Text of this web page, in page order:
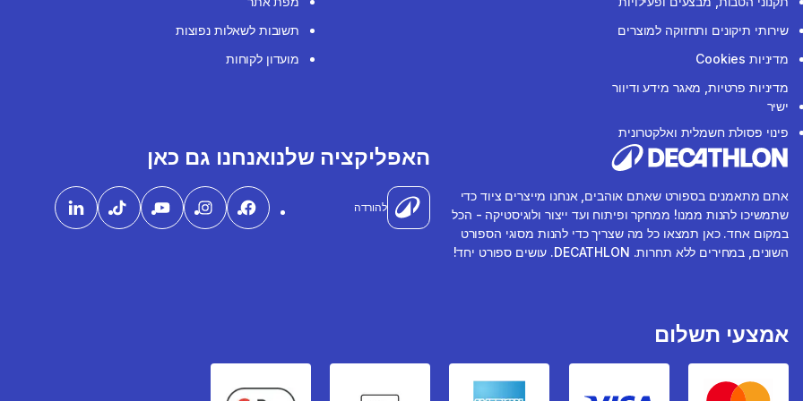
שירותי תיקונים ותחזוקה למוצרים
מדיניות Cookies
מדיניות פרטיות, מאגר מידע ודיוור
ישיר
פינוי פסולת חשמלית ואלקטרונית
תשובות לשאלות נפוצות
מועדון לקוחות
אתם מתאמנים בספורט שאתם אוהבים, אנחנו מייצרים ציוד כדי
שתמשיכו להנות ממנו! ממחקר ופיתוח ועד ייצור ולוגיסטיקה - הכל
במקום אחד. כאן תמצאו כל מה שצריך כדי להנות מסוגי הספורט
השונים, במחירים ללא תחרות. DECATHLON. עושים ספורט יחד!
האפליקציה שלנו
להורדה
אנחנו גם כאן
אמצעי תשלום